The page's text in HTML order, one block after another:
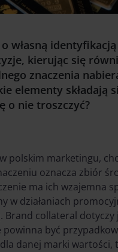
własną
kierując się
znaczenia
elementy składają
o nie troszczyć?
polskim marketingu,
oznacza zbiór
ma ich wzajemna
w działaniach
collateral dotyczy
być
danej marki wartości,